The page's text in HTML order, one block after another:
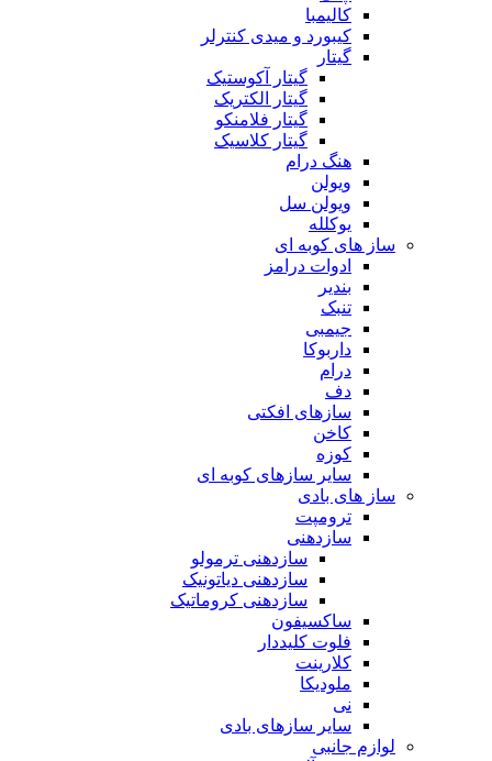
کالیمبا
کیبورد و میدی کنترلر
گیتار
گیتار آکوستیک
گیتار الکتریک
گیتار فلامنکو
گیتار کلاسیک
هنگ درام
ویولن
ویولن سل
یوکلله
ساز های کوبه ای
ادوات درامز
بندیر
تنبک
جیمبی
داربوکا
درام
دف
سازهای افکتی
کاخن
کوزه
سایر سازهای کوبه ای
ساز های بادی
ترومپت
سازدهنی
سازدهنی ترمولو
سازدهنی دیاتونیک
سازدهنی کروماتیک
ساکسیفون
فلوت کلیددار
کلارینت
ملودیکا
نی
سایر سازهای بادی
لوازم جانبی